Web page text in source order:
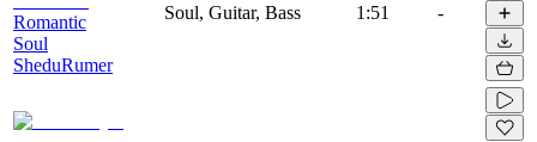
Romantic
Soul
SheduRumer
Soul, Guitar, Bass 1:51 -